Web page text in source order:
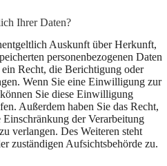
Ihrer Daten?
Auskunft über Herkunft,
personenbezogenen Daten
Recht, die Berichtigung oder
Wenn Sie eine Einwilligung zur
Sie diese Einwilligung
Außerdem haben Sie das Recht,
der Verarbeitung
verlangen. Des Weiteren steht
zuständigen Aufsichtsbehörde zu.